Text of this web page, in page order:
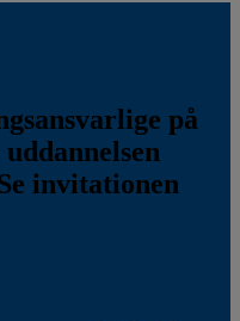
på
invitationen